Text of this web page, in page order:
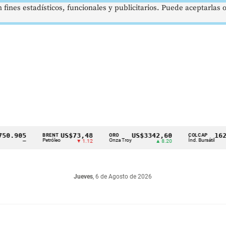
BRENT
Petróleo
US$73,48
▼ 1.12
ORO
Onza Troy
US$3342,60 COLCAP
Índ. Bursátil
Jueves, 6 de Agosto de 2026
estadísticos, funcionales y publicitarios. Puede aceptarlas